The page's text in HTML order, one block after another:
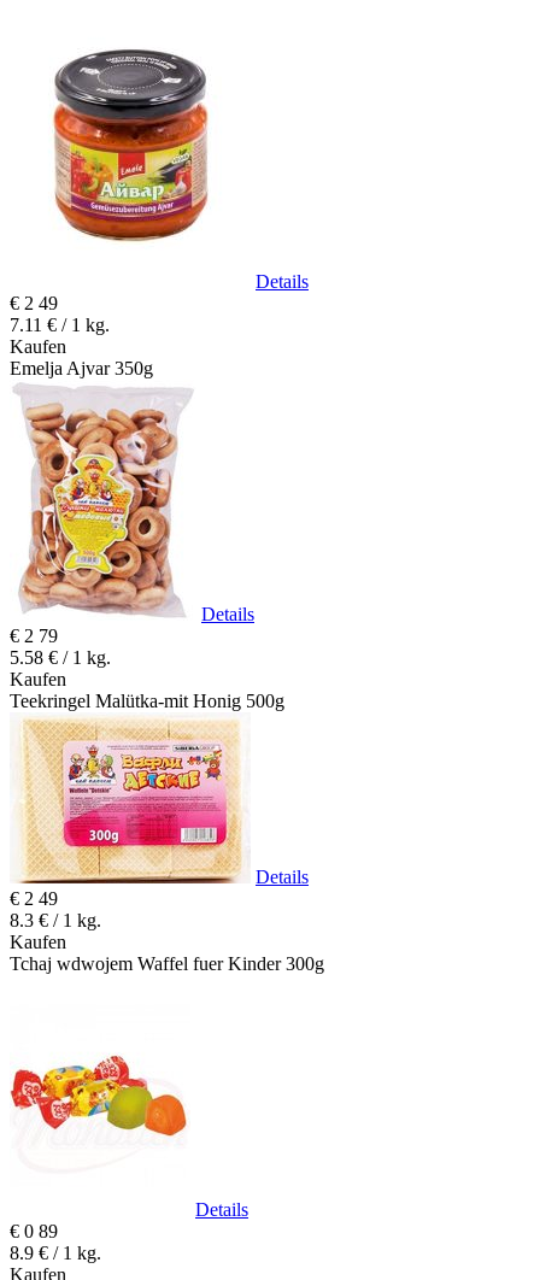
Details
€ 2 49
7.11 € / 1 kg.
Kaufen
Emelja Ajvar 350g
Details
€ 2 79
5.58 € / 1 kg.
Kaufen
Teekringel Malütka-mit Honig 500g
Details
€ 2 49
8.3 € / 1 kg.
Kaufen
Tchaj wdwojem Waffel fuer Kinder 300g
Details
€ 0 89
8.9 € / 1 kg.
Kaufen